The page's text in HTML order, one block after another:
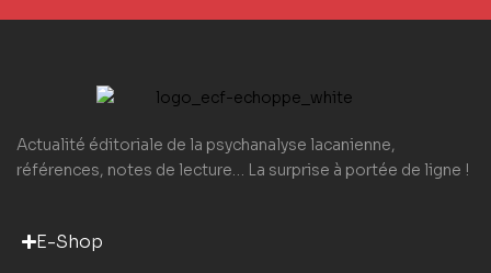
Actualité éditoriale de la psychanalyse lacanienne,
références, notes de lecture… La surprise à portée de ligne !
E-Shop